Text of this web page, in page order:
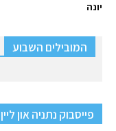
יונה
המובילים השבוע
פייסבוק נתניה און ליין